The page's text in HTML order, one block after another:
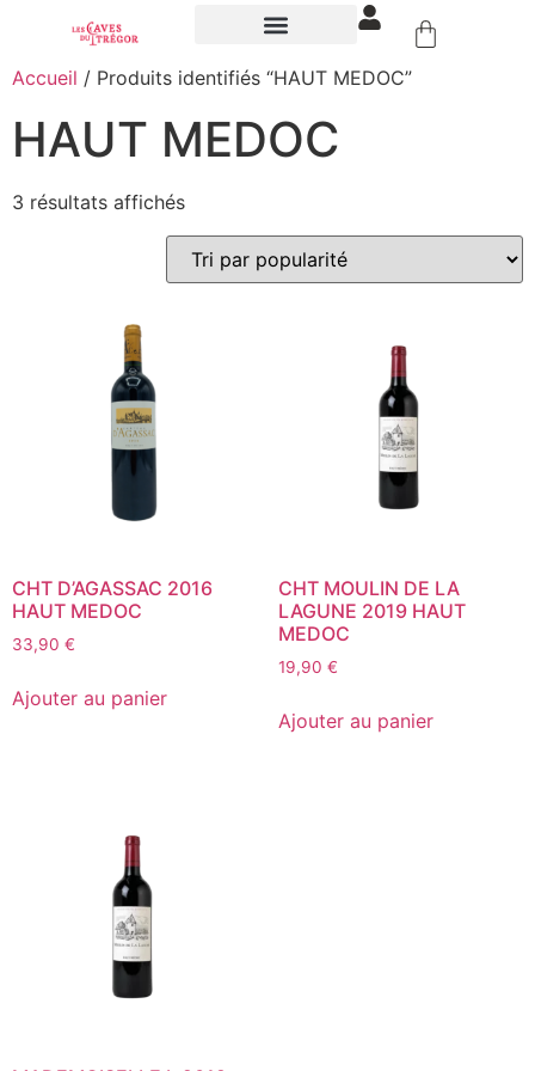
Accueil / Produits identifiés “HAUT MEDOC”
HAUT MEDOC
3 résultats affichés
CHT D’AGASSAC 2016
HAUT MEDOC
33,90 €
Ajouter au panier
CHT MOULIN DE LA
LAGUNE 2019 HAUT
MEDOC
19,90 €
Ajouter au panier